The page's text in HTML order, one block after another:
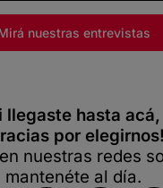
nuestras entrevistas
llegaste hasta acá,
por elegirnos!
nuestras redes
mantenéte al día.